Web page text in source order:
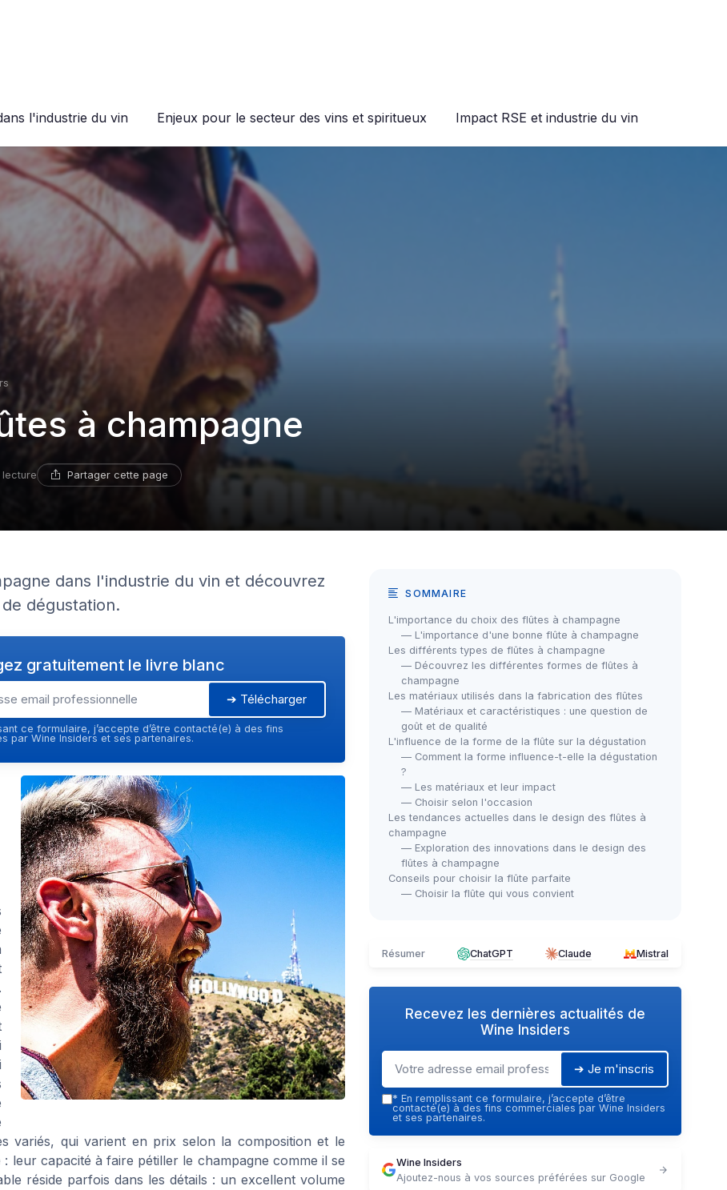
l'industrie du vin Enjeux pour le secteur des vins et spiritueux Impact RSE et industrie du vin
à champagne
lecture Partager cette page
dans l'industrie du vin et découvrez
dégustation.
gratuitement le livre blanc
➔ Télécharger
ce formulaire, j’accepte d’être contacté(e) à des fins
par Wine Insiders et ses partenaires.
variés, qui varient en prix selon la composition et le
leur capacité à faire pétiller le champagne comme il se
réside parfois dans les détails : un excellent volume
SOMMAIRE
L'importance du choix des flûtes à champagne
— L'importance d'une bonne flûte à champagne
Les différents types de flûtes à champagne
— Découvrez les différentes formes de flûtes à
champagne
Les matériaux utilisés dans la fabrication des flûtes
— Matériaux et caractéristiques : une question de
goût et de qualité
L'influence de la forme de la flûte sur la dégustation
— Comment la forme influence-t-elle la dégustation
?
— Les matériaux et leur impact
— Choisir selon l'occasion
Les tendances actuelles dans le design des flûtes à
champagne
— Exploration des innovations dans le design des
flûtes à champagne
Conseils pour choisir la flûte parfaite
— Choisir la flûte qui vous convient
Résumer ChatGPT Claude Mistral
Recevez les dernières actualités de
Wine Insiders
➔ Je m'inscris
* En remplissant ce formulaire, j’accepte d’être
contacté(e) à des fins commerciales par Wine Insiders
et ses partenaires.
Wine Insiders
Ajoutez-nous à vos sources préférées sur Google